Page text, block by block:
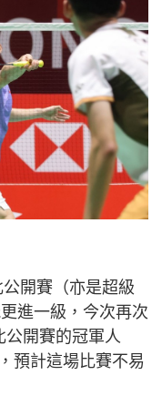
開賽（亦是超級
進一級，今次再次
開賽的冠軍人
預計這場比賽不易